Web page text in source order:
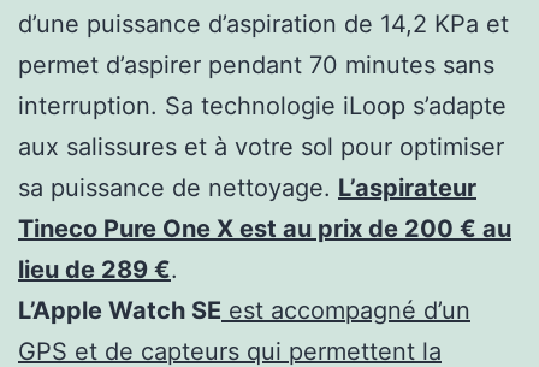
d’une puissance d’aspiration de 14,2 KPa et
permet d’aspirer pendant 70 minutes sans
interruption. Sa technologie iLoop s’adapte
aux salissures et à votre sol pour optimiser
sa puissance de nettoyage. L’aspirateur
Tineco Pure One X est au prix de 200 € au
lieu de 289 €.
L’Apple Watch SE est accompagné d’un
GPS et de capteurs qui permettent la